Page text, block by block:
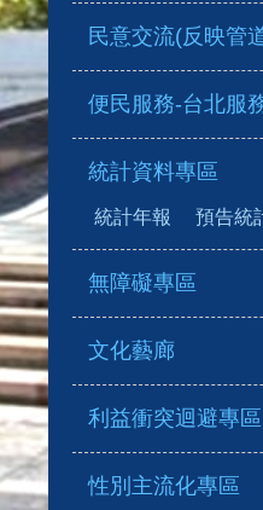
民意交流(反映管
便民服務-台北服
統計資料專區
統計年報 預告統
無障礙專區
文化藝廊
利益衝突迴避專區
性別主流化專區